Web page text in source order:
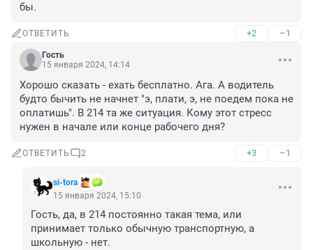
бы.
ОТВЕТИТЬ +2 –1
Гость
15 января 2024, 14:14
Хорошо сказать - ехать бесплатно. Ага. А водитель
будто бычить не начнет "э, плати, э, не поедем пока не
оплатишь". В 214 та же ситуация. Кому этот стресс
нужен в начале или конце рабочего дня?
ОТВЕТИТЬ 2 +3 –1
si-tora
15 января 2024, 15:10
Гость, да, в 214 постоянно такая тема, или
принимает только обычную транспортную, а
школьную - нет.